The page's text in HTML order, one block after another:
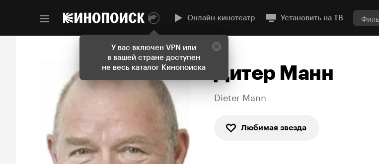
У вас включен VPN или
в вашей стране доступен
не весь каталог Кинопоиска
Онлайн-кинотеатр Установить на ТВ
Дитер Манн
Dieter Mann
Любимая звезда